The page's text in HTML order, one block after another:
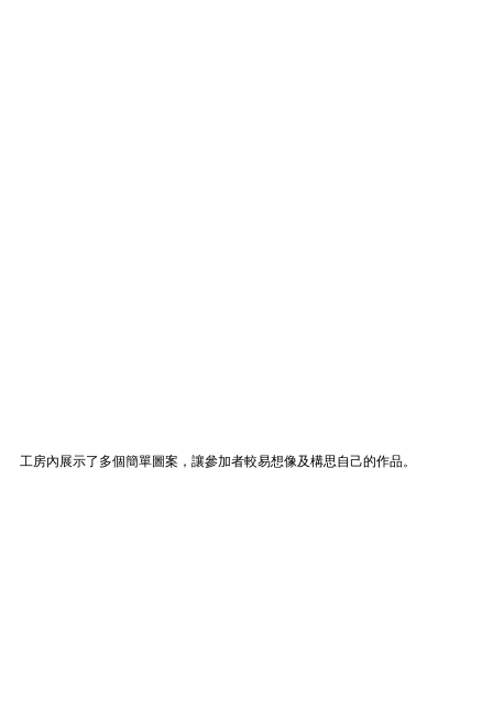
工房內展示了多個簡單圖案，讓參加者較易想像及構思自己的作品。